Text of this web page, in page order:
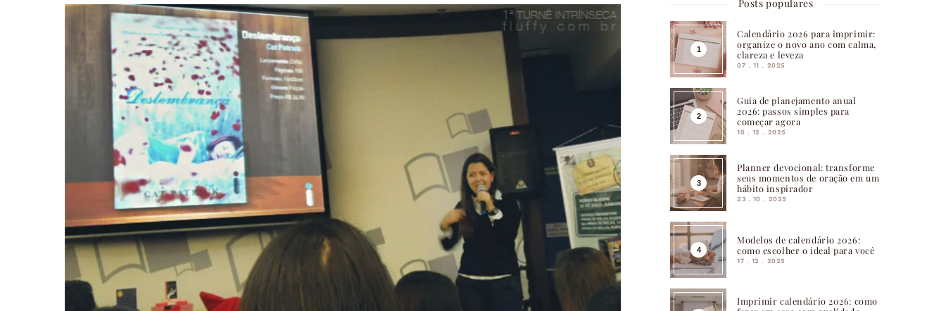
Posts populares
Calendário 2026 para imprimir:
organize o novo ano com calma,
clareza e leveza
07 . 11 . 2025
Guia de planejamento anual
2026: passos simples para
começar agora
10 . 12 . 2025
Planner devocional: transforme
seus momentos de oração em um
hábito inspirador
23 . 10 . 2025
Modelos de calendário 2026:
como escolher o ideal para você
17 . 12 . 2025
Imprimir calendário 2026: como